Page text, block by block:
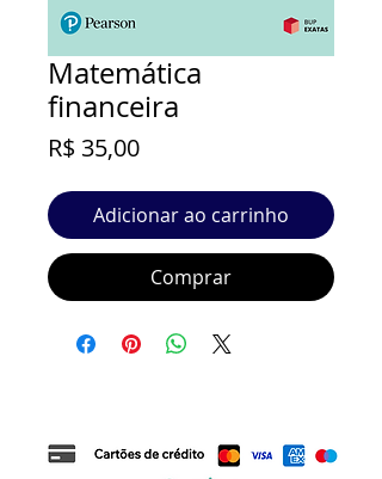
Matemática
financeira
R$ 35,00Preço
Adicionar ao carrinho
Comprar